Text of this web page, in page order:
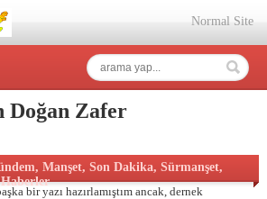
Normal Site
Doğan Zafer
, Manşet, Son Dakika, Sürmanşet,
bir yazı hazırlamıştım ancak, dernek